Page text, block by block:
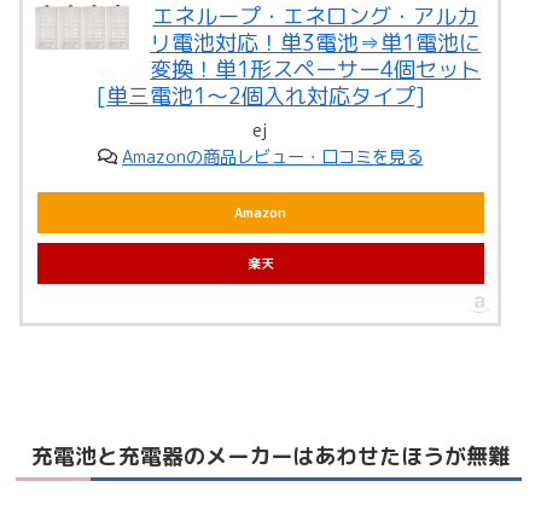
エネループ・エネロング・アルカ
リ電池対応！単3電池⇒単1電池に
変換！単1形スペーサー4個セット
[単三電池1～2個入れ対応タイプ]
ej
Amazonの商品レビュー・口コミを見る
Amazon
楽天
充電池と充電器のメーカーはあわせたほうが無難